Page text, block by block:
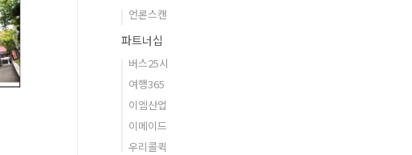
언론스캔
파트너십
버스25시
여행365
이엠산업
이메이드
우리콜퀵